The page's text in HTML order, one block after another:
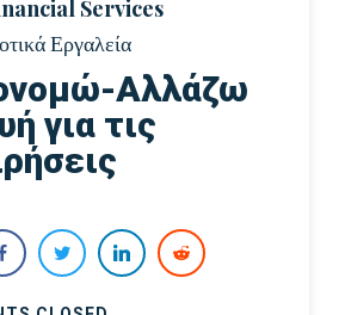
Services
Εργαλεία
Αλλάζω
για τις